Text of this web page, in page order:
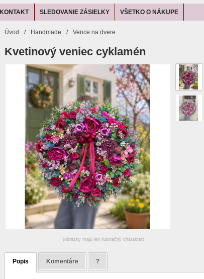
KONTAKT SLEDOVANIE ZÁSIELKY VŠETKO O NÁKUPE
Úvod / Handmade / Vence na dvere
Kvetinový veniec cyklamén
(obrázky majú len ilustračný charakter)
Popis Komentáre ?